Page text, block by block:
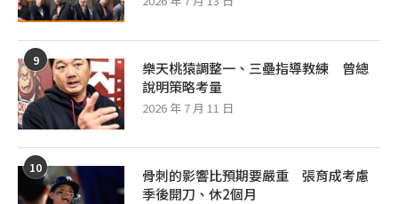
9
樂天桃猿調整一、三壘指導教練 曾總
說明策略考量
2026 年 7 月 11 日
10
骨刺的影響比預期要嚴重 張育成考慮
季後開刀、休2個月